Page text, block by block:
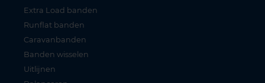
Extra Load banden
Runflat banden
Caravanbanden
Banden wisselen
Uitlijnen